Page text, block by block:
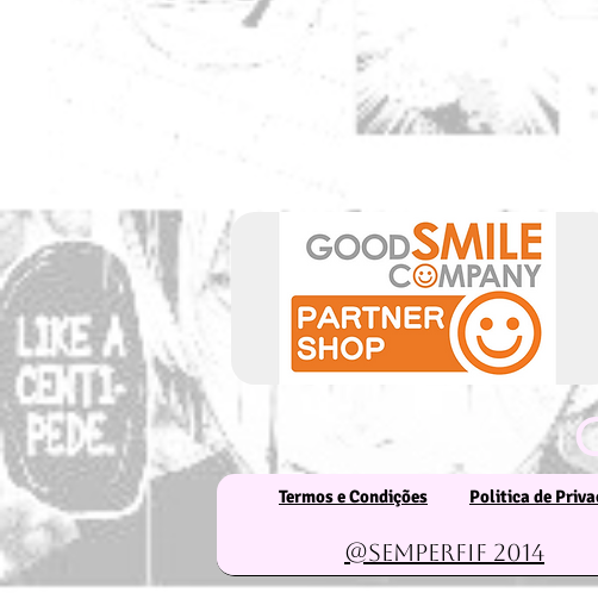
Termos e Condições Politica de
@Semperfif 2014